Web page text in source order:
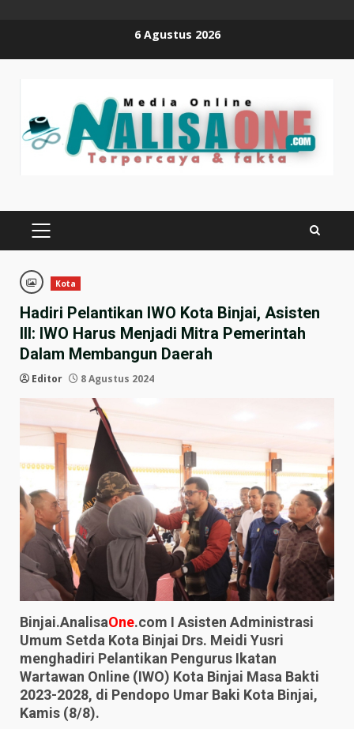
6 Agustus 2026
PRIMARY
Kota
Hadiri Pelantikan IWO Kota Binjai, Asisten
III: IWO Harus Menjadi Mitra Pemerintah
Dalam Membangun Daerah
Editor 8 Agustus 2024
Binjai.AnalisaOne.com I Asisten Administrasi
Umum Setda Kota Binjai Drs. Meidi Yusri
menghadiri Pelantikan Pengurus Ikatan
Wartawan Online (IWO) Kota Binjai Masa Bakti
2023-2028, di Pendopo Umar Baki Kota Binjai,
Kamis (8/8).